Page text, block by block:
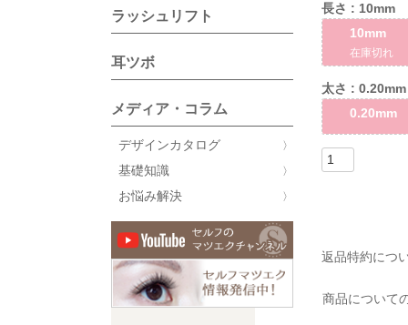
ラッシュリフト
耳ツボ
メディア・コラム
デザインカタログ
基礎知識
お悩み解決
長さ
10mm
10mm
在庫切れ
太さ
0.20mm
0.20mm
返品特約につ
商品について